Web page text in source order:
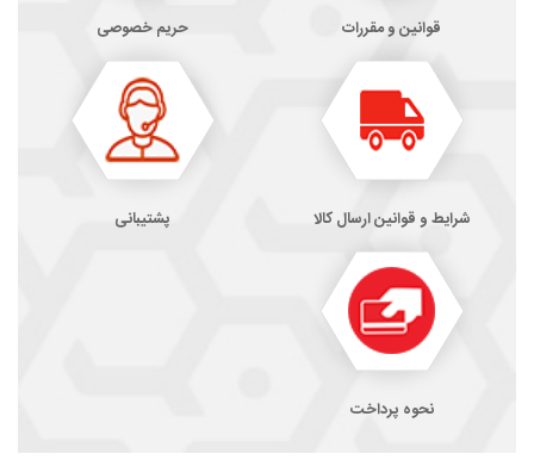
قوانین و مقررات حریم خصوصی
شرایط و قوانین ارسال کالا پشتیبانی
نحوه پرداخت